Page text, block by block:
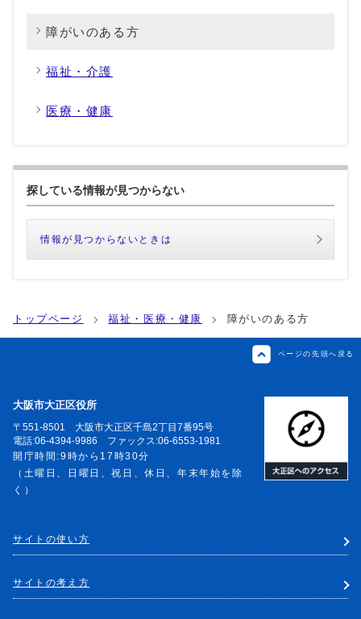
障がいのある方
福祉・介護
医療・健康
探している情報が見つからない
情報が見つからないときは
トップページ 福祉・医療・健康 障がいのある方
ページの先頭へ戻る
大阪市大正区役所
〒551-8501 大阪市大正区千島2丁目7番95号
電話:06-4394-9986 ファックス:06-6553-1981
開庁時間:9時から17時30分
（土曜日、日曜日、祝日、休日、年末年始を除
く）
サイトの使い方
サイトの考え方